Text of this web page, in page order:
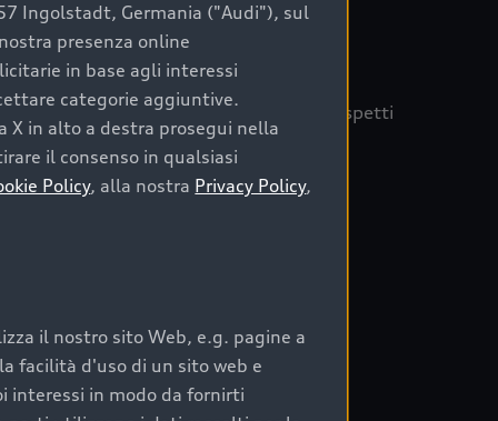
sicuro, è essenziale considerare aspetti
Prima Scelta :plus
nel tempo;
Ingolstadt, Germania ("Audi"), sul
presenza online
in base agli interessi
categorie aggiuntive.
in alto a destra prosegui nella
il consenso in qualsiasi
Policy, alla nostra Privacy Policy,
il nostro sito Web, e.g. pagine a
facilità d'uso di un sito web e
interessi in modo da fornirti